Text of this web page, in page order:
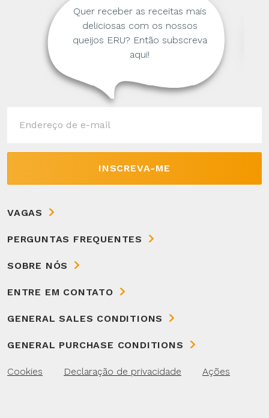
VAGAS
PERGUNTAS FREQUENTES
SOBRE NÓS
ENTRE EM CONTATO
GENERAL SALES CONDITIONS
GENERAL PURCHASE CONDITIONS
Cookies Declaração de privacidade Ações
Quer receber as receitas mais
deliciosas com os nossos
queijos ERU? Então subscreva
aqui!
INSCREVA-ME